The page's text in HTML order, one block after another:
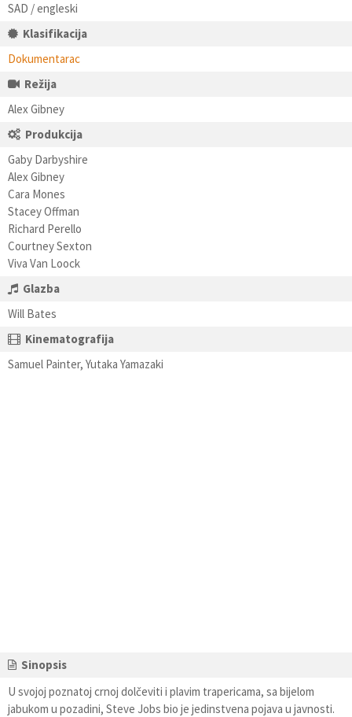
SAD / engleski
Klasifikacija
Dokumentarac
Režija
Alex Gibney
Produkcija
Gaby Darbyshire
Alex Gibney
Cara Mones
Stacey Offman
Richard Perello
Courtney Sexton
Viva Van Loock
Glazba
Will Bates
Kinematografija
Samuel Painter, Yutaka Yamazaki
Sinopsis
U svojoj poznatoj crnoj dolčeviti i plavim trapericama, sa bijelom
jabukom u pozadini, Steve Jobs bio je jedinstvena pojava u javnosti.